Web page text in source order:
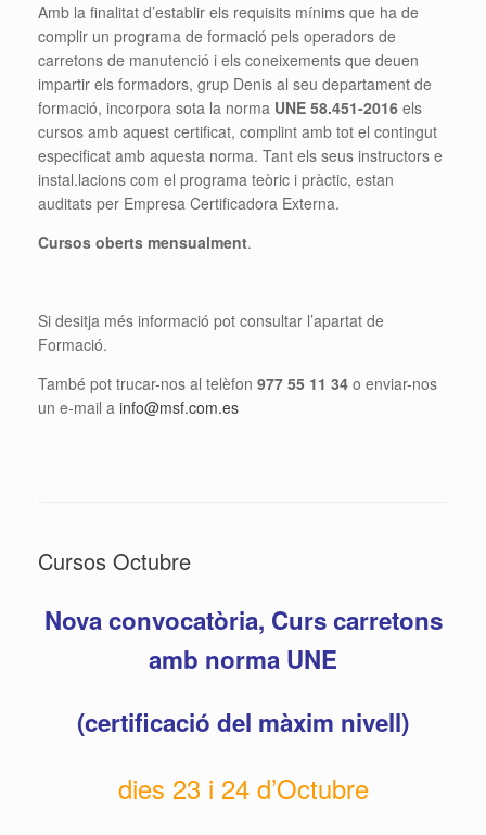
Amb la finalitat d’establir els requisits mínims que ha de
complir un programa de formació pels operadors de
carretons de manutenció i els coneixements que deuen
impartir els formadors, grup Denis al seu departament de
formació, incorpora sota la norma UNE 58.451-2016 els
cursos amb aquest certificat, complint amb tot el contingut
especificat amb aquesta norma. Tant els seus instructors e
instal.lacions com el programa teòric i pràctic, estan
auditats per Empresa Certificadora Externa.
Cursos oberts mensualment.
Si desitja més informació pot consultar l’apartat de
Formació.
També pot trucar-nos al telèfon 977 55 11 34 o enviar-nos
un e-mail a info@msf.com.es
Cursos Octubre
Nova convocatòria, Curs carretons
amb norma UNE
(certificació del màxim nivell)
dies 23 i 24 d’Octubre